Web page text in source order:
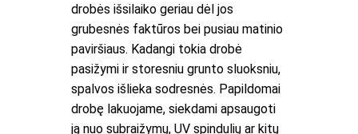
drobės išsilaiko geriau dėl jos
grubesnės faktūros bei pusiau matinio
paviršiaus. Kadangi tokia drobė
pasižymi ir storesniu grunto sluoksniu,
spalvos išlieka sodresnės. Papildomai
drobę lakuojame, siekdami apsaugoti
ją nuo subraižymų, UV spindulių ar kitų